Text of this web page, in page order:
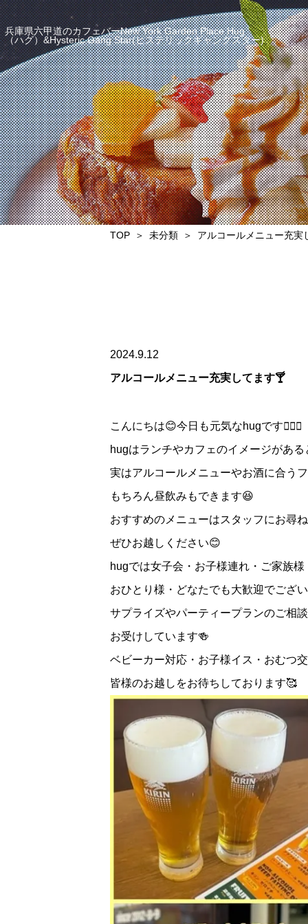
兵庫県六甲道のカフェバーNew York Garden Place Hug
（ハグ）&Hysteric Gang Star(ヒステリックギャングスター)
TOP 未分類 アルコールメニュー充実
2024.9.12
アルコールメニュー充実してます🍸
こんにちは😊今日も元気なhugです🤸🏻‍♂️
hugはランチやカフェのイメージがあ
実はアルコールメニューやお酒に合う
もちろん昼飲みもできます😆
おすすめのメニューはスタッフにお尋
ぜひお越しください😊
hugでは女子会・お子様連れ・ご家族様
おひとり様・どなたでも大歓迎でござ
サプライズやパーティープランのご相
お受けしています🍻
ベビーカー対応・お子様イス・おむつ
皆様のお越しをお待ちしております🥰